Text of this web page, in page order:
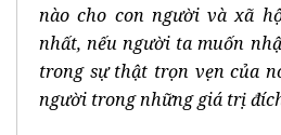
nào cho con người và xã
nhất, nếu người ta muốn
trong sự thật trọn vẹn của
người trong những giá trị